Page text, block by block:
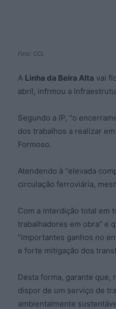
Foto: CCL
A Linha da Beira Alta vai
abril, infrmou a
Segundo a IP, “o
dos trabalhos a realizar
Formoso.
Atendendo à “elevada
circulação ferroviária,
Com a interdição total em
trabalhadores em obra” e
“importantes ganhos no
e forte mitigação dos
Desta forma, garante que,
dispor de um serviço de
ambientalmente